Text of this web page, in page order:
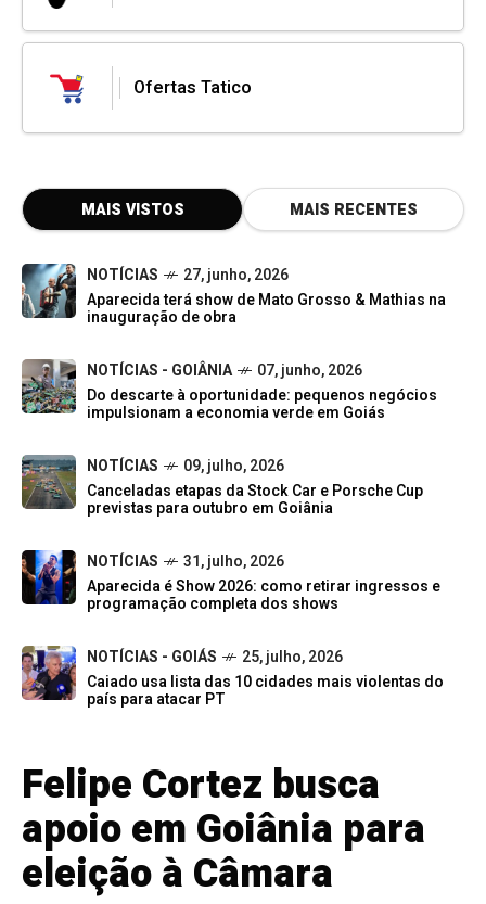
Ofertas Tatico
MAIS VISTOS MAIS RECENTES
NOTÍCIAS
27, junho, 2026
Aparecida terá show de Mato Grosso & Mathias na
inauguração de obra
NOTÍCIAS - GOIÂNIA
07, junho, 2026
Do descarte à oportunidade: pequenos negócios
impulsionam a economia verde em Goiás
NOTÍCIAS
09, julho, 2026
Canceladas etapas da Stock Car e Porsche Cup
previstas para outubro em Goiânia
NOTÍCIAS
31, julho, 2026
Aparecida é Show 2026: como retirar ingressos e
programação completa dos shows
NOTÍCIAS - GOIÁS
25, julho, 2026
Caiado usa lista das 10 cidades mais violentas do
país para atacar PT
Felipe Cortez busca
apoio em Goiânia para
eleição à Câmara